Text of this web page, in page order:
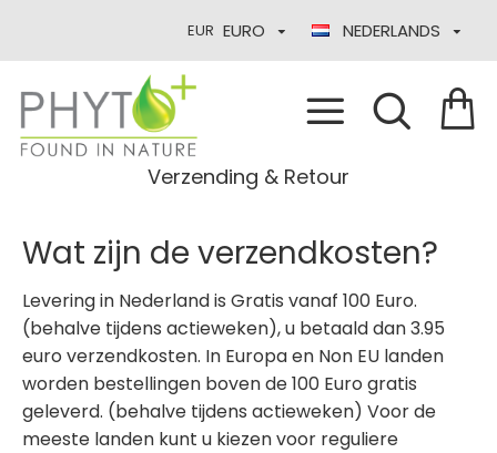
EUR EURO NEDERLANDS
Verzending & Retour
Wat zijn de verzendkosten?
Levering in Nederland is Gratis vanaf 100 Euro.
(behalve tijdens actieweken), u betaald dan 3.95
euro verzendkosten. In Europa en Non EU landen
worden bestellingen boven de 100 Euro gratis
geleverd. (behalve tijdens actieweken) Voor de
meeste landen kunt u kiezen voor reguliere